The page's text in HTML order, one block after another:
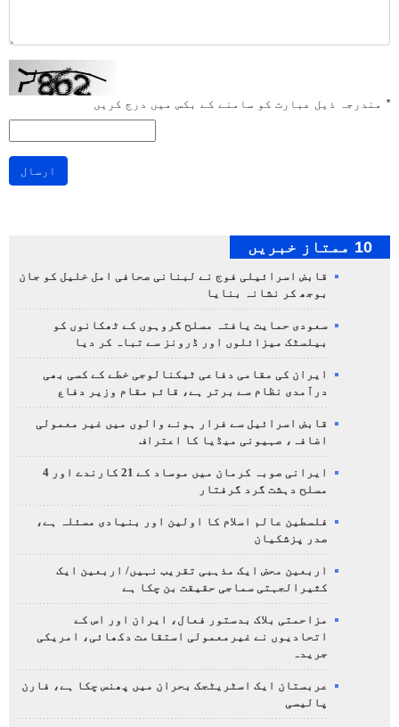
* مندرجہ ذیل عبارت کو سامنے کے بکس میں درج کریں
ارسال
10 ممتاز خبریں
قابض اسرائیلی فوج نے لبنانی صحافی امل خلیل کو جان
بوجھ کر نشانہ بنایا
سعودی حمایت یافتہ مسلح گروہوں کے ٹھکانوں کو
بیلسٹک میزائلوں اور ڈرونز سے تباہ کر دیا
ایران کی مقامی دفاعی ٹیکنالوجی خطے کے کسی بھی
درآمدی نظام سے برتر ہے، قائم مقام وزیر دفاع
قابض اسرائیل سے فرار ہونے والوں میں غیر معمولی
اضافہ، صہیونی میڈیا کا اعتراف
ایرانی صوبہ کرمان میں موساد کے 21 کارندے اور 4
مسلح دہشت گرد گرفتار
فلسطین عالم اسلام کا اولین اور بنیادی مسئلہ ہے،
صدر پزشکیان
اربعین محض ایک مذہبی تقریب نہیں/ اربعین ایک
کثیرالجہتی سماجی حقیقت بن چکا ہے
مزاحمتی بلاک بدستور فعال، ایران اور اس کے
اتحادیوں نے غیرمعمولی استقامت دکھائی، امریکی
جریدہ
عربستان ایک اسٹریٹجک بحران میں پھنس چکا ہے، فارن
پالیسی